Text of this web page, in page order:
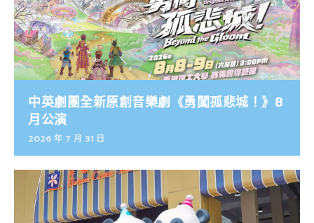
中英劇團全新原創音樂劇《勇闖孤悲城！》8
月公演
2026 年 7 月 31 日